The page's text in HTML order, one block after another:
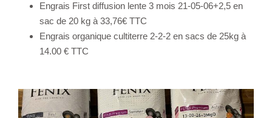
Engrais First diffusion lente 3 mois 21-05-06+2,5 en
sac de 20 kg à 33,76€ TTC
Engrais organique cultiterre 2-2-2 en sacs de 25kg à
14.00 € TTC